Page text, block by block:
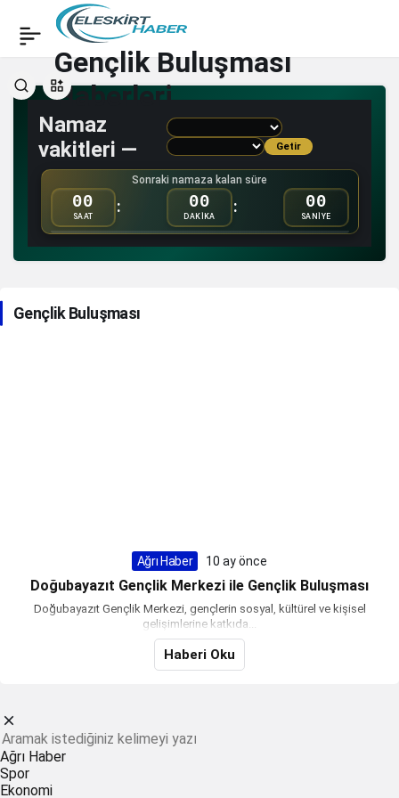
Gençlik Buluşması
Haberleri
Namaz
vakitleri —
Getir
Sonraki namaza kalan süre
00
SAAT
: 00
DAKİKA
: 00
SANİYE
Gençlik Buluşması
Ağrı Haber 10 ay önce
Doğubayazıt Gençlik Merkezi ile Gençlik Buluşması
Doğubayazıt Gençlik Merkezi, gençlerin sosyal, kültürel ve kişisel
gelişimlerine katkıda...
Haberi Oku
Ağrı Haber
Spor
Ekonomi